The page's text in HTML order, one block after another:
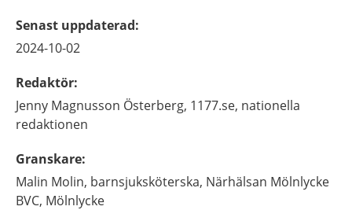
Senast uppdaterad:
2024-10-02
Redaktör:
Jenny Magnusson Österberg, 1177.se, nationella
redaktionen
Granskare:
Malin Molin, barnsjuksköterska, Närhälsan Mölnlycke
BVC, Mölnlycke